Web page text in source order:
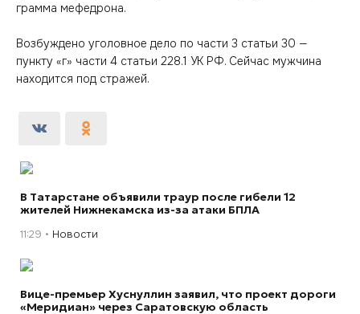
грамма мефедрона.
Возбуждено уголовное дело по части 3 статьи 30 —
пункту «г» части 4 статьи 228.1 УК РФ. Сейчас мужчина
находится под стражей.
В Татарстане объявили траур после гибели 12
жителей Нижнекамска из-за атаки БПЛА
11:29 Новости
Вице-премьер Хуснуллин заявил, что проект дороги
«Меридиан» через Саратовскую область